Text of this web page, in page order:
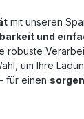
mit unseren
und
robuste
um Ihre
für einen